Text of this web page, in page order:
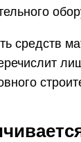
средств